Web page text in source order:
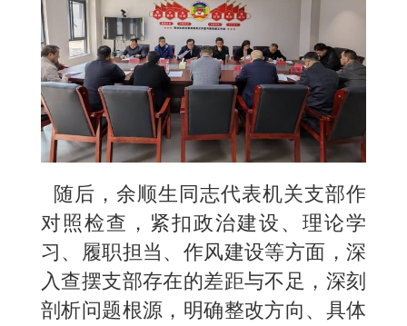
随后，余顺生同志代表机关支部作
对照检查，紧扣政治建设、理论学
习、履职担当、作风建设等方面，深
入查摆支部存在的差距与不足，深刻
剖析问题根源，明确整改方向、具体